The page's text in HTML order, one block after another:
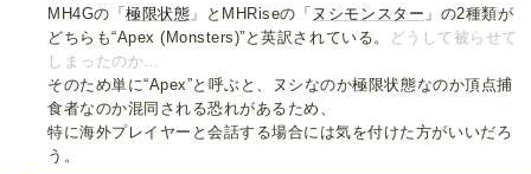
MH4Gの「極限状態 」とMHRiseの「 ヌシモンスター 」の2種類が
どちらも“Apex (Monsters)”と英訳されている。
どうして被らせて
しまったのか…
そのため単に“Apex”と呼ぶと、ヌシなのか極限状態なのか頂点捕
食者なのか混同される恐れがあるため、
特に海外プレイヤーと会話する場合には気を付けた方がいいだろ
う。